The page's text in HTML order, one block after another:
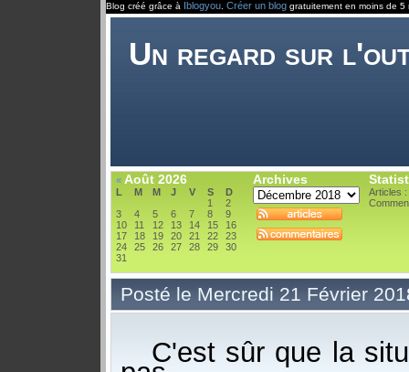
Blog créé grâce à Iblogyou Créer un blog gratuitement en moins de 5
Un regard sur
« Août 2026
L M M J V S
D
1
2
3
4 5 6 7 8
9
10
11 12 13 14 15
16
17
18 19 20 21 22
23
24
25 26 27 28 29
30
31
Archives
Articles :
Posté le Mercredi 21 Février
C'est sûr que la